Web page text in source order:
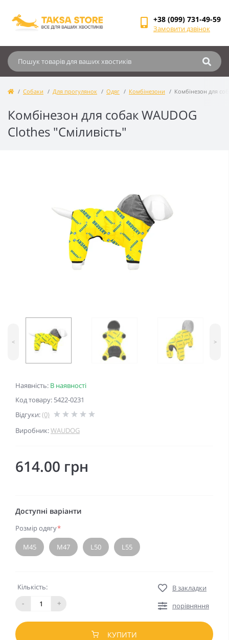
+38 (099) 731-49-59
Замовити дзвінок
Собаки Для прогулянок Одяг Комбінезони Комбінезон для
Комбінезон для собак WAUDOG
Clothes "Сміливість"
Наявність: В наявності
Код товару: 5422-0231
Відгуки:(0)
Виробник:WAUDOG
< >
614.00 грн
Доступні варіанти
Розмір одягу*
M45 M47 L50 L55
Кількість:
-
+
В закладки
порівняння
КУПИТИ